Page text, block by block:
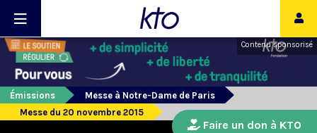
Contenu sponsorisé
Émissions
Messe à Notre-Dame de Paris
Messe du 20 novembre 2015
Faire un don à KTO